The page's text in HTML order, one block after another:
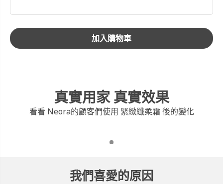
加入購物車
真實用家 真實效果
看看 Neora的顧客們使用 緊緻纖柔霜 後的變化
我們喜愛的原因